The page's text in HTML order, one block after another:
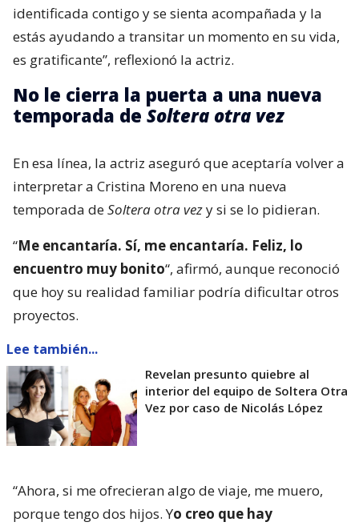
identificada contigo y se sienta acompañada y la
estás ayudando a transitar un momento en su vida,
es gratificante”, reflexionó la actriz.
No le cierra la puerta a una nueva
temporada de Soltera otra vez
En esa línea, la actriz aseguró que aceptaría volver a
interpretar a Cristina Moreno en una nueva
temporada deSoltera otra vezy si se lo pidieran.
“Me encantaría. Sí, me encantaría. Feliz, lo
encuentro muy bonito“, afirmó, aunque reconoció
que hoy su realidad familiar podría dificultar otros
proyectos.
Lee también...
Revelan presunto quiebre al
interior del equipo de Soltera Otra
Vez por caso de Nicolás López
“Ahora, si me ofrecieran algo de viaje, me muero,
porque tengo dos hijos. Yo creo que hay